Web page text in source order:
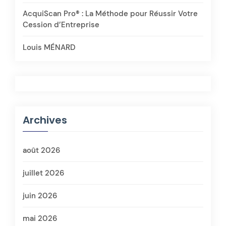
AcquiScan Pro® : La Méthode pour Réussir Votre
Cession d’Entreprise
Louis MÉNARD
Archives
août 2026
juillet 2026
juin 2026
mai 2026